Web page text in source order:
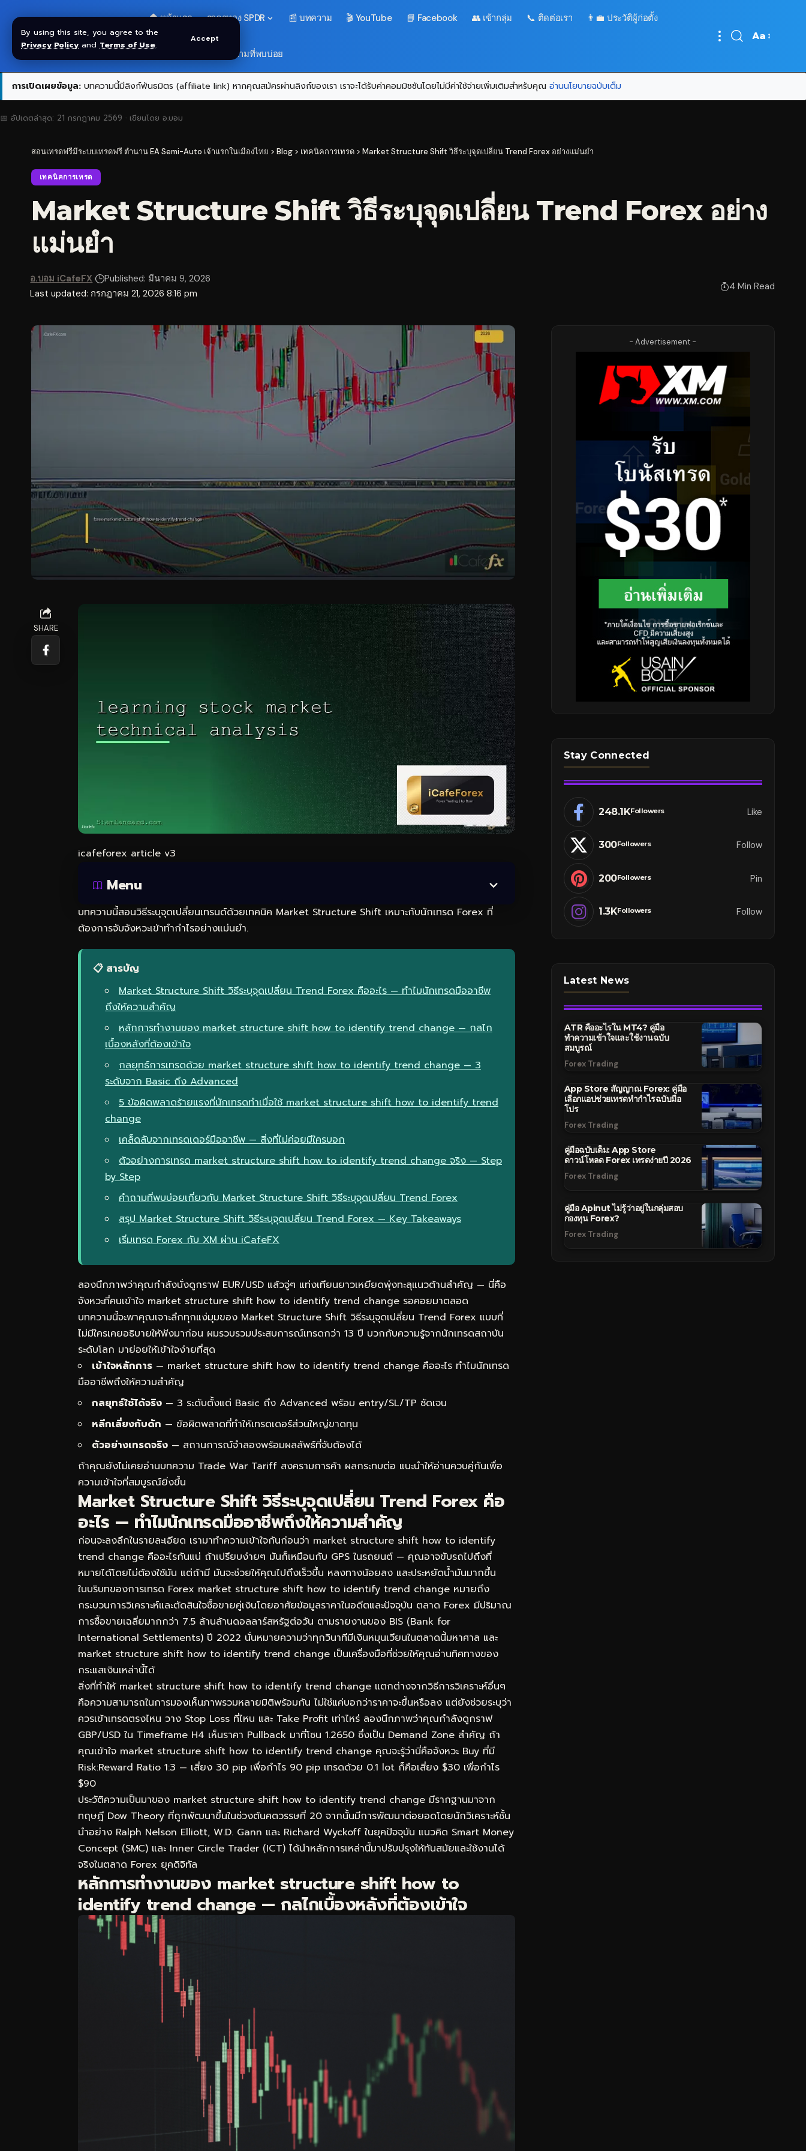
By using this site, you agree to the
Privacy Policy and Terms of Use.
Accept
🏠 หน้าแรก ราคาทอง SPDR 📰 บทความ 🎬 YouTube 📘 Facebook 👥 เข้ากลุ่ม 📞 ติดต่อเรา 👨‍💼 ประวัติผู้ก่อตั้ง
❓ คำถามที่พบบ่อย
Font
Aa
การเปิดเผยข้อมูล: บทความนี้มีลิงก์พันธมิตร (affiliate link) หากคุณสมัครผ่านลิงก์ของเรา เราจะได้รับค่าคอมมิชชันโดยไม่มีค่าใช้จ่ายเพิ่มเติมสำหรับคุณ อ่านนโยบายฉบับเต็ม
📅 อัปเดตล่าสุด: 21 กรกฎาคม 2569 · เขียนโดย อ.บอม
สอนเทรดฟรีมีระบบเทรดฟรี ตำนาน EA Semi-Auto เจ้าแรกในเมืองไทย > Blog > เทคนิคการเทรด > Market Structure Shift วิธีระบุจุดเปลี่ยน Trend Forex อย่างแม่นยำ
เทคนิคการเทรด
Market Structure Shift วิธีระบุจุดเปลี่ยน Trend Forex อย่าง
แม่นยำ
Last updated: กรกฎาคม 21, 2026 8:16 pm
อ.บอม iCafeFX Published: มีนาคม 9, 2026
4 Min Read
SHARE
icafeforex article v3
Menu
บทความนี้สอนวิธีระบุจุดเปลี่ยนเทรนด์ด้วยเทคนิค Market Structure Shift เหมาะกับนักเทรด Forex ที่
ต้องการจับจังหวะเข้าทำกำไรอย่างแม่นยำ.
📋 สารบัญ
Market Structure Shift วิธีระบุจุดเปลี่ยน Trend Forex คืออะไร — ทำไมนักเทรดมืออาชีพ
ถึงให้ความสำคัญ
หลักการทำงานของ market structure shift how to identify trend change — กลไก
เบื้องหลังที่ต้องเข้าใจ
กลยุทธ์การเทรดด้วย market structure shift how to identify trend change — 3
ระดับจาก Basic ถึง Advanced
5 ข้อผิดพลาดร้ายแรงที่นักเทรดทำเมื่อใช้ market structure shift how to identify trend
change
เคล็ดลับจากเทรดเดอร์มืออาชีพ — สิ่งที่ไม่ค่อยมีใครบอก
ตัวอย่างการเทรด market structure shift how to identify trend change จริง — Step
by Step
คำถามที่พบบ่อยเกี่ยวกับ Market Structure Shift วิธีระบุจุดเปลี่ยน Trend Forex
สรุป Market Structure Shift วิธีระบุจุดเปลี่ยน Trend Forex — Key Takeaways
เริ่มเทรด Forex กับ XM ผ่าน iCafeFX
ลองนึกภาพว่าคุณกำลังนั่งดูกราฟ EUR/USD แล้วจู่ๆ แท่งเทียนยาวเหยียดพุ่งทะลุแนวต้านสำคัญ — นี่คือ
จังหวะที่คนเข้าใจ market structure shift how to identify trend change รอคอยมาตลอด
บทความนี้จะพาคุณเจาะลึกทุกแง่มุมของ Market Structure Shift วิธีระบุจุดเปลี่ยน Trend Forex แบบที่
ไม่มีใครเคยอธิบายให้ฟังมาก่อน ผมรวบรวมประสบการณ์เทรดกว่า 13 ปี บวกกับความรู้จากนักเทรดสถาบัน
ระดับโลก มาย่อยให้เข้าใจง่ายที่สุด
เข้าใจหลักการ — market structure shift how to identify trend change คืออะไร ทำไมนักเทรด
มืออาชีพถึงให้ความสำคัญ
กลยุทธ์ใช้ได้จริง — 3 ระดับตั้งแต่ Basic ถึง Advanced พร้อม entry/SL/TP ชัดเจน
หลีกเลี่ยงกับดัก — ข้อผิดพลาดที่ทำให้เทรดเดอร์ส่วนใหญ่ขาดทุน
ตัวอย่างเทรดจริง — สถานการณ์จำลองพร้อมผลลัพธ์ที่จับต้องได้
ถ้าคุณยังไม่เคยอ่านบทความ Trade War Tariff สงครามการค้า ผลกระทบต่อ แนะนำให้อ่านควบคู่กันเพื่อ
ความเข้าใจที่สมบูรณ์ยิ่งขึ้น
Market Structure Shift วิธีระบุจุดเปลี่ยน Trend Forex คือ
อะไร — ทำไมนักเทรดมืออาชีพถึงให้ความสำคัญ
ก่อนจะลงลึกในรายละเอียด เรามาทำความเข้าใจกันก่อนว่า market structure shift how to identify
trend change คืออะไรกันแน่ ถ้าเปรียบง่ายๆ มันก็เหมือนกับ GPS ในรถยนต์ — คุณอาจขับรถไปถึงที่
หมายได้โดยไม่ต้องใช้มัน แต่ถ้ามี มันจะช่วยให้คุณไปถึงเร็วขึ้น หลงทางน้อยลง และประหยัดน้ำมันมากขึ้น
ในบริบทของการเทรด Forex market structure shift how to identify trend change หมายถึง
กระบวนการวิเคราะห์และตัดสินใจซื้อขายคู่เงินโดยอาศัยข้อมูลราคาในอดีตและปัจจุบัน ตลาด Forex มีปริมาณ
การซื้อขายเฉลี่ยมากกว่า 7.5 ล้านล้านดอลลาร์สหรัฐต่อวัน ตามรายงานของ BIS (Bank for
International Settlements) ปี 2022 นั่นหมายความว่าทุกวินาทีมีเงินหมุนเวียนในตลาดนี้มหาศาล และ
market structure shift how to identify trend change เป็นเครื่องมือที่ช่วยให้คุณอ่านทิศทางของ
กระแสเงินเหล่านี้ได้
สิ่งที่ทำให้ market structure shift how to identify trend change แตกต่างจากวิธีการวิเคราะห์อื่นๆ
คือความสามารถในการมองเห็นภาพรวมหลายมิติพร้อมกัน ไม่ใช่แค่บอกว่าราคาจะขึ้นหรือลง แต่ยังช่วยระบุว่า
ควรเข้าเทรดตรงไหน วาง Stop Loss ที่ไหน และ Take Profit เท่าไหร่ ลองนึกภาพว่าคุณกำลังดูกราฟ
GBP/USD ใน Timeframe H4 เห็นราคา Pullback มาที่โซน 1.2650 ซึ่งเป็น Demand Zone สำคัญ ถ้า
คุณเข้าใจ market structure shift how to identify trend change คุณจะรู้ว่านี่คือจังหวะ Buy ที่มี
Risk:Reward Ratio 1:3 — เสี่ยง 30 pip เพื่อกำไร 90 pip เทรดด้วย 0.1 lot ก็คือเสี่ยง $30 เพื่อกำไร
$90
ประวัติความเป็นมาของ market structure shift how to identify trend change มีรากฐานมาจาก
ทฤษฎี Dow Theory ที่ถูกพัฒนาขึ้นในช่วงต้นศตวรรษที่ 20 จากนั้นมีการพัฒนาต่อยอดโดยนักวิเคราะห์ชั้น
นำอย่าง Ralph Nelson Elliott, W.D. Gann และ Richard Wyckoff ในยุคปัจจุบัน แนวคิด Smart Money
Concept (SMC) และ Inner Circle Trader (ICT) ได้นำหลักการเหล่านี้มาปรับปรุงให้ทันสมัยและใช้งานได้
จริงในตลาด Forex ยุคดิจิทัล
หลักการทำงานของ market structure shift how to
identify trend change — กลไกเบื้องหลังที่ต้องเข้าใจ
- Advertisement -
Stay Connected
248.1KFollowers Like
300Followers Follow
200Followers Pin
1.3KFollowers Follow
Latest News
ATR คืออะไรใน MT4? คู่มือ
ทำความเข้าใจและใช้งานฉบับ
สมบูรณ์
Forex Trading
App Store สัญญาณ Forex: คู่มือ
เลือกแอปช่วยเทรดทำกำไรฉบับมือ
โปร
Forex Trading
คู่มือฉบับเต็ม: App Store
ดาวน์โหลด Forex เทรดง่ายปี 2026
Forex Trading
คู่มือ Apinut ไม่รู้ว่าอยู่ในกลุ่มสอบ
กองทุน Forex?
Forex Trading